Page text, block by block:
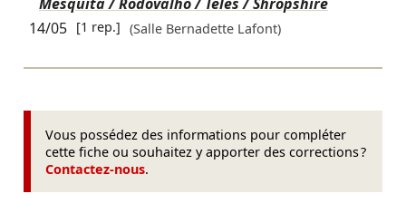
14/05 [1 rep.] (Salle Bernadette Lafont)
Vous possédez des informations pour compléter
cette fiche ou souhaitez y apporter des corrections ?
Contactez-nous.